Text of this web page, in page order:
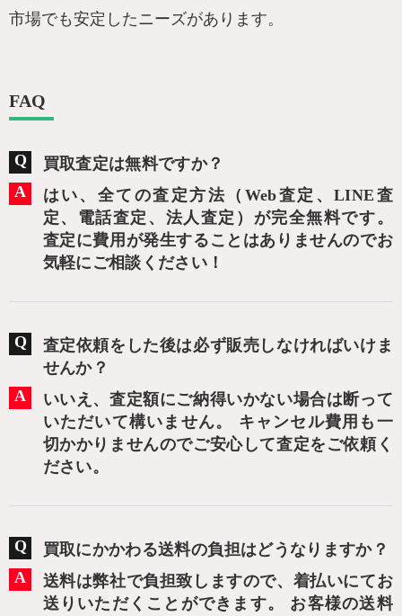
市場でも安定したニーズがあります。
FAQ
買取査定は無料ですか？
はい、全ての査定方法（Web査定、LINE査
定、電話査定、法人査定）が完全無料です。
査定に費用が発生することはありませんのでお
気軽にご相談ください！
査定依頼をした後は必ず販売しなければいけま
せんか？
いいえ、査定額にご納得いかない場合は断って
いただいて構いません。 キャンセル費用も一
切かかりませんのでご安心して査定をご依頼く
ださい。
買取にかかわる送料の負担はどうなりますか？
送料は弊社で負担致しますので、着払いにてお
送りいただくことができます。 お客様の送料